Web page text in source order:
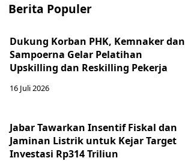
Berita Populer
Dukung Korban PHK, Kemnaker dan
Sampoerna Gelar Pelatihan
Upskilling dan Reskilling Pekerja
16 Juli 2026
Jabar Tawarkan Insentif Fiskal dan
Jaminan Listrik untuk Kejar Target
Investasi Rp314 Triliun